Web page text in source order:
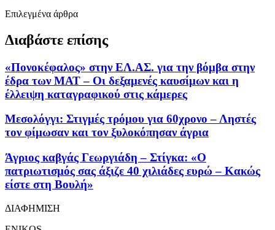
Επιλεγμένα άρθρα
Διαβάστε επίσης
«Πονοκέφαλος» στην ΕΛ.ΑΣ. για την βόμβα στην
έδρα των ΜΑΤ – Οι δεξαμενές καυσίμων και η
έλλειψη καταγραφικού στις κάμερες
Μεσολόγγι: Στιγμές τρόμου για 60χρονο – Ληστές
τον φίμωσαν και τον ξυλοκόπησαν άγρια
Άγριος καβγάς Γεωργιάδη – Στίγκα: «Ο
πατριωτισμός σας άξιζε 40 χιλιάδες ευρώ – Κακώς
είστε στη Βουλή»
ΔΙΑΦΗΜΙΣΗ